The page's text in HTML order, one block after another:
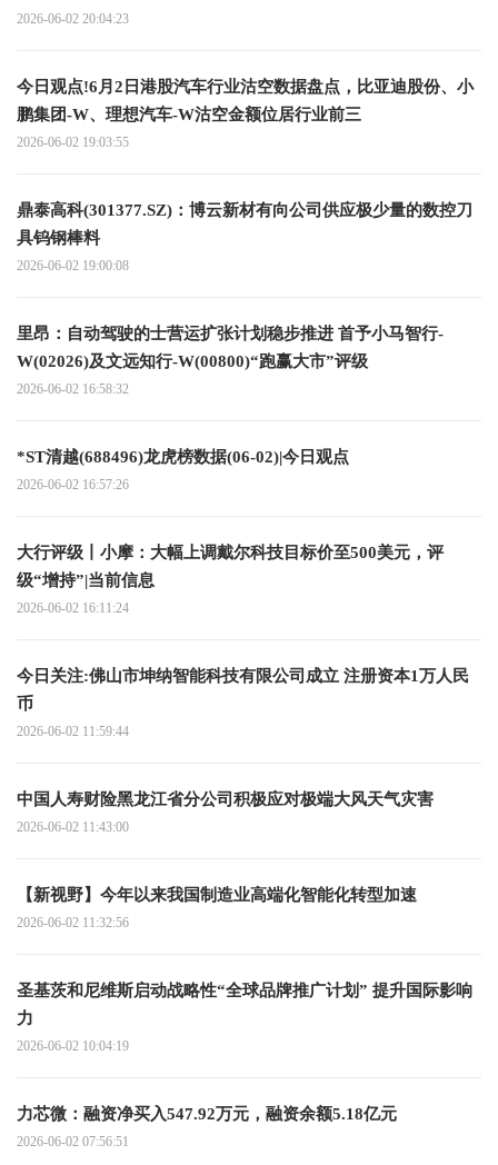
2026-06-02 20:04:23
今日观点!6月2日港股汽车行业沽空数据盘点，比亚迪股份、小
鹏集团-W、理想汽车-W沽空金额位居行业前三
2026-06-02 19:03:55
鼎泰高科(301377.SZ)：博云新材有向公司供应极少量的数控刀
具钨钢棒料
2026-06-02 19:00:08
里昂：自动驾驶的士营运扩张计划稳步推进 首予小马智行-
W(02026)及文远知行-W(00800)“跑赢大市”评级
2026-06-02 16:58:32
*ST清越(688496)龙虎榜数据(06-02)|今日观点
2026-06-02 16:57:26
大行评级丨小摩：大幅上调戴尔科技目标价至500美元，评
级“增持”|当前信息
2026-06-02 16:11:24
今日关注:佛山市坤纳智能科技有限公司成立 注册资本1万人民
币
2026-06-02 11:59:44
中国人寿财险黑龙江省分公司积极应对极端大风天气灾害
2026-06-02 11:43:00
【新视野】今年以来我国制造业高端化智能化转型加速
2026-06-02 11:32:56
圣基茨和尼维斯启动战略性“全球品牌推广计划” 提升国际影响
力
2026-06-02 10:04:19
力芯微：融资净买入547.92万元，融资余额5.18亿元
2026-06-02 07:56:51